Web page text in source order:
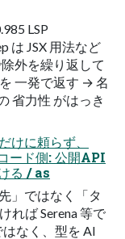
LSP
は JSX 用法など
外を繰り返して
一発で返す → 名
省力性 がはっき
に頼らず、
ード側: 公開API
る / as
」ではなく「タ
れば Serena 等で
なく、型を AI